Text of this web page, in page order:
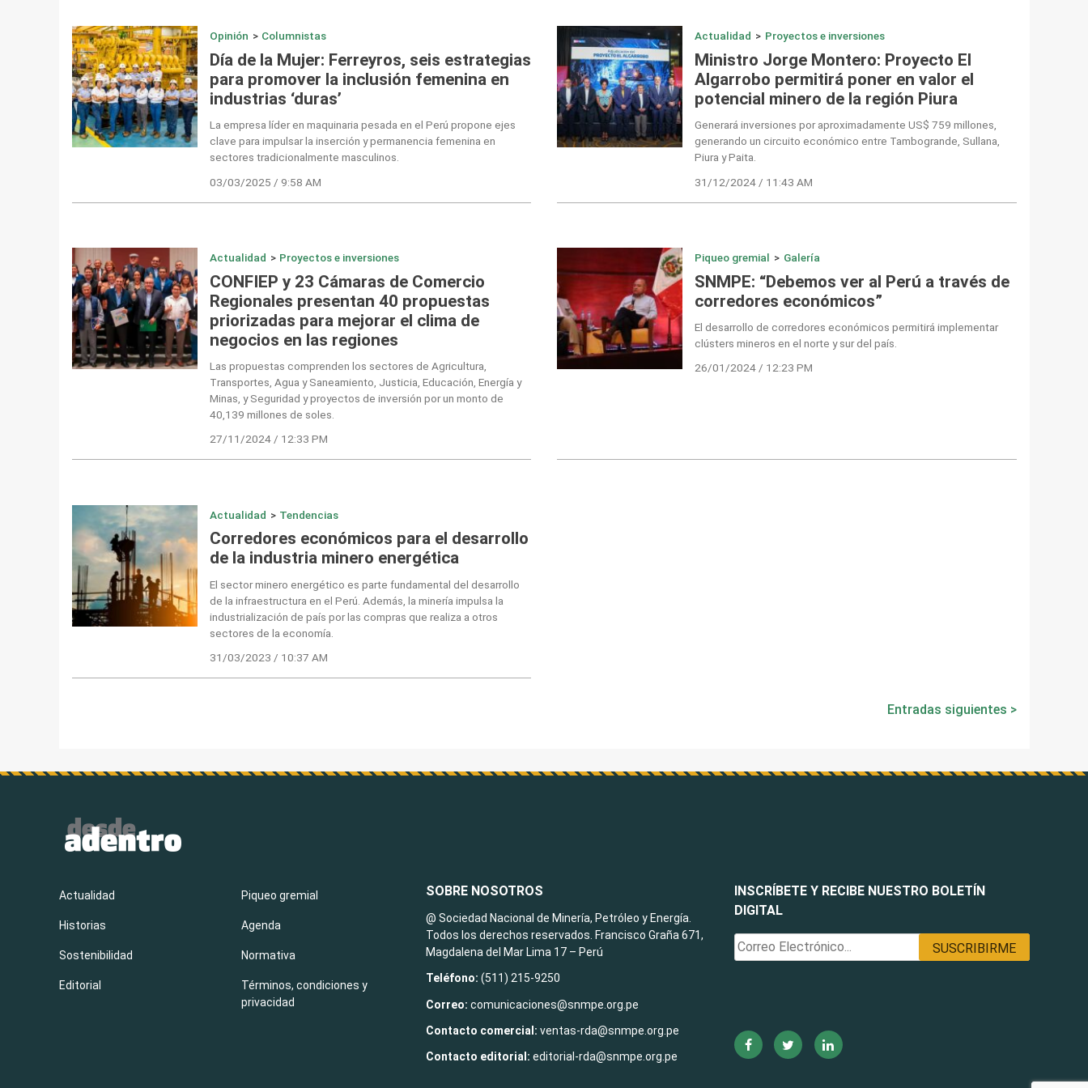
Opinión > Columnistas
Día de la Mujer: Ferreyros, seis estrategias
para promover la inclusión femenina en
industrias ‘duras’
La empresa líder en maquinaria pesada en el Perú propone ejes
clave para impulsar la inserción y permanencia femenina en
sectores tradicionalmente masculinos.
03/03/2025 / 9:58 AM
Actualidad > Proyectos e inversiones
Ministro Jorge Montero: Proyecto El
Algarrobo permitirá poner en valor el
potencial minero de la región Piura
Generará inversiones por aproximadamente US$ 759 millones,
generando un circuito económico entre Tambogrande, Sullana,
Piura y Paita.
31/12/2024 / 11:43 AM
Actualidad > Proyectos e inversiones
CONFIEP y 23 Cámaras de Comercio
Regionales presentan 40 propuestas
priorizadas para mejorar el clima de
negocios en las regiones
Las propuestas comprenden los sectores de Agricultura,
Transportes, Agua y Saneamiento, Justicia, Educación, Energía y
Minas, y Seguridad y proyectos de inversión por un monto de
40,139 millones de soles.
27/11/2024 / 12:33 PM
Piqueo gremial > Galería
SNMPE: “Debemos ver al Perú a través de
corredores económicos”
El desarrollo de corredores económicos permitirá implementar
clústers mineros en el norte y sur del país.
26/01/2024 / 12:23 PM
Actualidad > Tendencias
Corredores económicos para el desarrollo
de la industria minero energética
El sector minero energético es parte fundamental del desarrollo
de la infraestructura en el Perú. Además, la minería impulsa la
industrialización de país por las compras que realiza a otros
sectores de la economía.
31/03/2023 / 10:37 AM
Entradas siguientes
INSCRÍBETE Y RECIBE NUESTRO BOLETÍN
DIGITAL
Actualidad
Historias
Sostenibilidad
Editorial
Piqueo gremial
Agenda
Normativa
Términos, condiciones y
privacidad
SOBRE NOSOTROS
@ Sociedad Nacional de Minería, Petróleo y Energía.
Todos los derechos reservados. Francisco Graña 671,
Magdalena del Mar Lima 17 – Perú
Teléfono: (511) 215-9250
Correo:comunicaciones@snmpe.org.pe
Contacto comercial: ventas-rda@snmpe.org.pe
Contacto editorial: editorial-rda@snmpe.org.pe